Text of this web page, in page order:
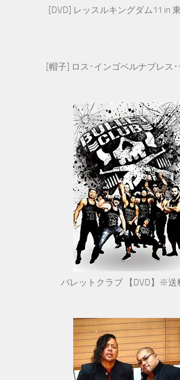
[DVD] レッスルキングダム11 in
[帽子] ロス･インゴベルナブレス
バレットクラブ 【DVD】※送